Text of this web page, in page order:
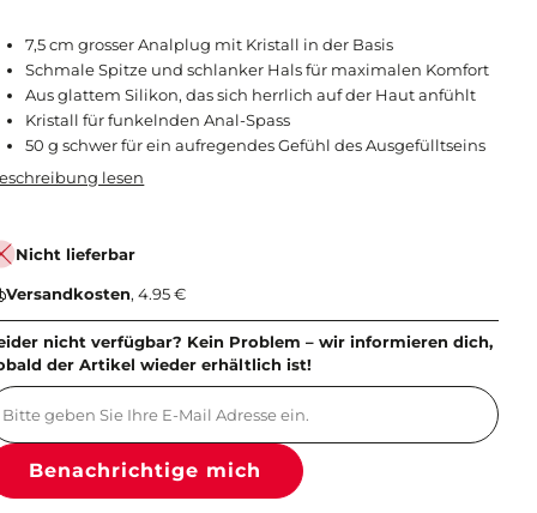
7,5 cm grosser Analplug mit Kristall in der Basis
Schmale Spitze und schlanker Hals für maximalen Komfort
Aus glattem Silikon, das sich herrlich auf der Haut anfühlt
Kristall für funkelnden Anal-Spass
50 g schwer für ein aufregendes Gefühl des Ausgefülltseins
lesen
Nicht lieferbar
Versandkosten, 4.95 €
nicht verfügbar? Kein Problem – wir informieren dich,
der Artikel wieder erhältlich ist!
Benachrichtige mich